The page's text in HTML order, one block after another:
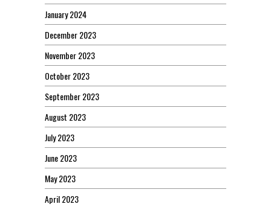
January 2024
December 2023
November 2023
October 2023
September 2023
August 2023
July 2023
June 2023
May 2023
April 2023